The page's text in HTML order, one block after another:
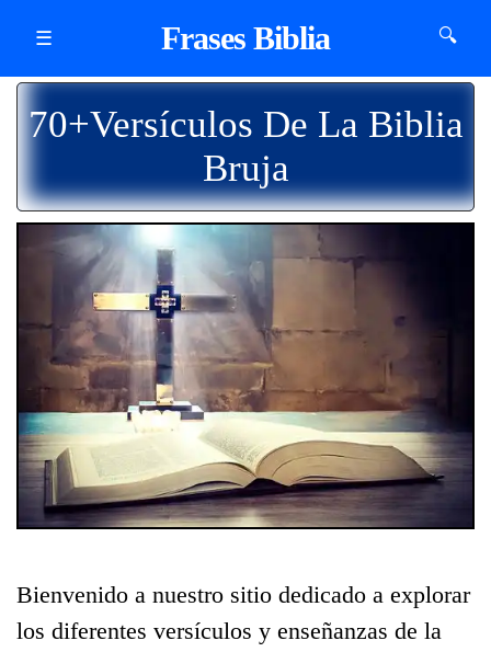
☰ Frases Biblia 🔍
70+Versículos De La Biblia
Bruja
Bienvenido a nuestro sitio dedicado a explorar
los diferentes versículos y enseñanzas de la